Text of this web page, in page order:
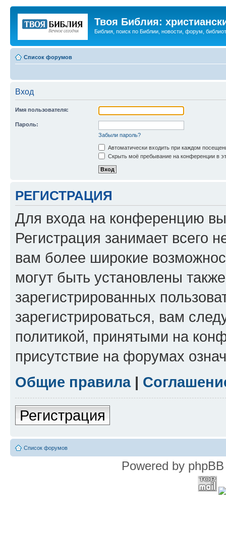
Твоя Библия:
Библия, поиск по Библии, новости, форум,
Список форумов
Вход
Имя пользователя:
Пароль:
Забыли пароль?
Автоматически входить при каждом
Скрыть моё пребывание на конференции в
РЕГИСТРАЦИЯ
Для входа на конференцию
Регистрация занимает всего
вам более широкие
могут быть установлены
зарегистрированных
зарегистрироваться, вам
политикой, принятыми на
присутствие на форумах
Общие правила|
Регистрация
Список форумов
Powered by